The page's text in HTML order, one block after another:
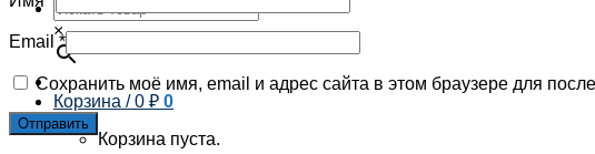
×
Корзина /0 ₽ 0
Корзина пуста.
Email *
Сохранить моё имя, email и адрес сайта в этом браузере для